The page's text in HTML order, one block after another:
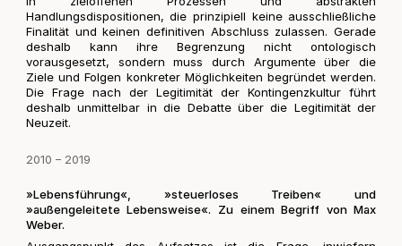
Handlungsdispositionen, die prinzipiell keine ausschließliche
Finalität und keinen definitiven Abschluss zulassen. Gerade
deshalb kann ihre Begrenzung nicht ontologisch
vorausgesetzt, sondern muss durch Argumente über die
Ziele und Folgen konkreter Möglichkeiten begründet werden.
Die Frage nach der Legitimität der Kontingenzkultur führt
deshalb unmittelbar in die Debatte über die Legitimität der
Neuzeit.
2010 – 2019
»Lebensführung«, »steuerloses Treiben« und
»außengeleitete Lebensweise«. Zu einem Begriff von Max
Weber.